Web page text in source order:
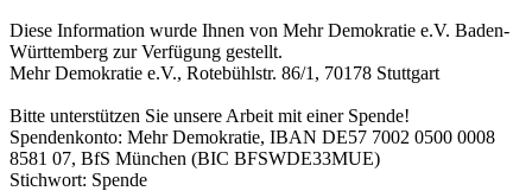
Diese Information wurde Ihnen von Mehr Demokratie e.V. Baden-
Württemberg zur Verfügung gestellt.
Mehr Demokratie e.V., Rotebühlstr. 86/1, 70178 Stuttgart
Bitte unterstützen Sie unsere Arbeit mit einer Spende!
Spendenkonto: Mehr Demokratie, IBAN DE57 7002 0500 0008
8581 07, BfS München (BIC BFSWDE33MUE)
Stichwort: Spende